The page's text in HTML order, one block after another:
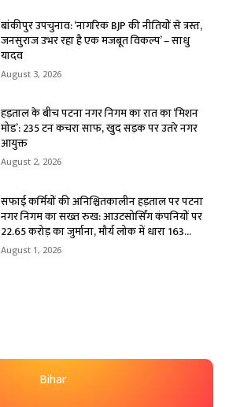
बांकीपुर उपचुनाव: ‘नागरिक BJP की नीतियों से त्रस्त,
जनसुराज उभर रहा है एक मजबूत विकल्प’ – साधु
यादव
August 3, 2026
हड़ताल के बीच पटना नगर निगम का रात का ‘मिशन
मोड’: 235 टन कचरा साफ, खुद सड़क पर उतरे नगर
आयुक्त
August 2, 2026
सफाई कर्मियों की अनिश्चितकालीन हड़ताल पर पटना
नगर निगम का सख्त रुख: आउटसोर्सिंग कंपनियों पर
₹22.65 करोड़ का जुर्माना, मौर्य लोक में धारा 163...
August 1, 2026
Bihar